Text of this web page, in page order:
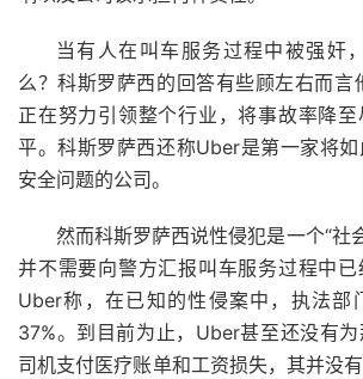
当有人在叫车服务过程中被强奸
么？科斯罗萨西的回答有些顾左右而
正在努力引领整个行业，将事故率降
平。科斯罗萨西还称Uber是第一家将
安全问题的公司。
然而科斯罗萨西说性侵犯是一个“社
并不需要向警方汇报叫车服务过程中已
Uber称，在已知的性侵案中，执法部
37%。到目前为止，Uber甚至还没有
司机支付医疗账单和工资损失，其并没